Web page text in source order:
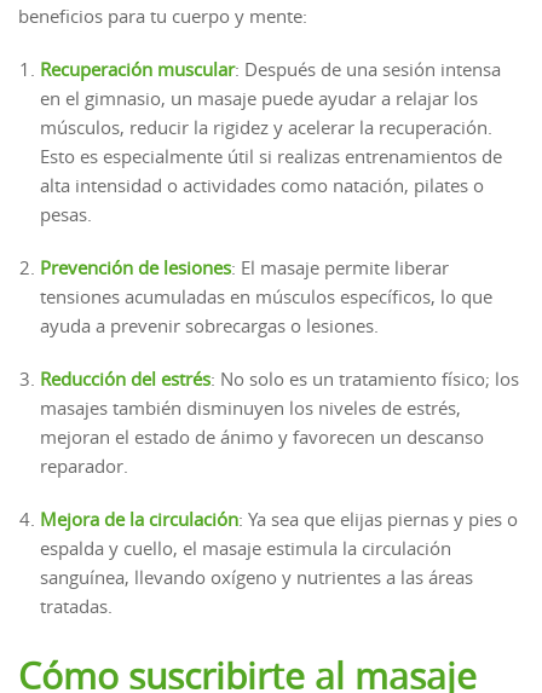
beneficios para tu cuerpo y mente:
Recuperación muscular: Después de una sesión intensa
en el gimnasio, un masaje puede ayudar a relajar los
músculos, reducir la rigidez y acelerar la recuperación.
Esto es especialmente útil si realizas entrenamientos de
alta intensidad o actividades como natación, pilates o
pesas.
Prevención de lesiones: El masaje permite liberar
tensiones acumuladas en músculos específicos, lo que
ayuda a prevenir sobrecargas o lesiones.
Reducción del estrés: No solo es un tratamiento físico; los
masajes también disminuyen los niveles de estrés,
mejoran el estado de ánimo y favorecen un descanso
reparador.
Mejora de la circulación: Ya sea que elijas piernas y pies o
espalda y cuello, el masaje estimula la circulación
sanguínea, llevando oxígeno y nutrientes a las áreas
tratadas.
Cómo suscribirte al masaje